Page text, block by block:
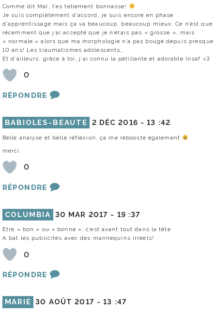
Comme dit Maï, t’es tellement bonnasse!
Je suis complètement d’accord, je suis encore en phase
d’apprentissage mais ça va beaucoup, beaucoup mieux. Ce n’est que
récemment que j’ai accepté que je n’étais pas « grosse », mais
« normale » alors que ma morphologie n’a pas bougé depuis presque
10 ans! Les traumatismes adolescents…
Et d’ailleurs, grâce à toi, j’ai connu la pétillante et adorable Insaf <3
0
RÉPONDRE
BABIOLES-BEAUTE 2 DÉC 2016 -13 :42
Belle analyse et belle réflexion, ça me rebooste également
merci
0
RÉPONDRE
COLUMBIA 30 MAR 2017 - 19 :37
Etre « bon » ou « bonne », c’est avant tout dans la tête
A bat les publicités avec des mannequins irréels!
0
RÉPONDRE
MARIE 30 AOÛT 2017 -13 :47